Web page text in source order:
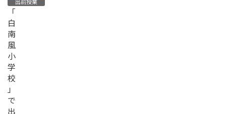
出前授業
「
白
南
風
小
学
校
」
で
出